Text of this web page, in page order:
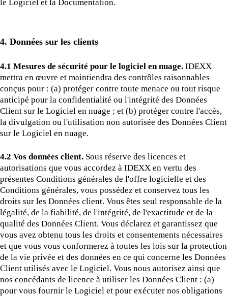
le Logiciel et la Documentation.
4. Données sur les clients
4.1 Mesures de sécurité pour le logiciel en nuage. IDEXX
mettra en œuvre et maintiendra des contrôles raisonnables
conçus pour : (a) protéger contre toute menace ou tout risque
anticipé pour la confidentialité ou l'intégrité des Données
Client sur le Logiciel en nuage ; et (b) protéger contre l'accès,
la divulgation ou l'utilisation non autorisée des Données Client
sur le Logiciel en nuage.
4.2 Vos données client. Sous réserve des licences et
autorisations que vous accordez à IDEXX en vertu des
présentes Conditions générales de l'offre logicielle et des
Conditions générales, vous possédez et conservez tous les
droits sur les Données client. Vous êtes seul responsable de la
légalité, de la fiabilité, de l'intégrité, de l'exactitude et de la
qualité des Données Client. Vous déclarez et garantissez que
vous avez obtenu tous les droits et consentements nécessaires
et que vous vous conformerez à toutes les lois sur la protection
de la vie privée et des données en ce qui concerne les Données
Client utilisés avec le Logiciel. Vous nous autorisez ainsi que
nos concédants de licence à utiliser les Données Client : (a)
pour vous fournir le Logiciel et pour exécuter nos obligations